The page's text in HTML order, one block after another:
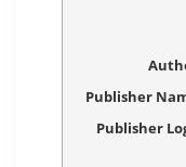
Publisher
Publisher